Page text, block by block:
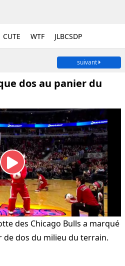
CUTE WTF JLBCSDP
suivant
dos au panier du
des Chicago Bulls a marqué
de dos du milieu du terrain.